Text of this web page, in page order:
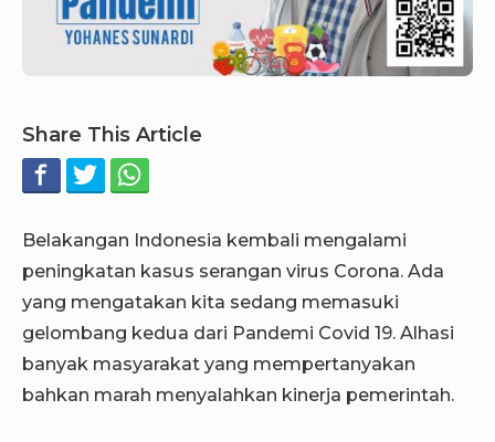
Share This Article
Belakangan Indonesia kembali mengalami
peningkatan kasus serangan virus Corona. Ada
yang mengatakan kita sedang memasuki
gelombang kedua dari Pandemi Covid 19. Alhasi
banyak masyarakat yang mempertanyakan
bahkan marah menyalahkan kinerja pemerintah.